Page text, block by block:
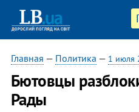
Главная — Политика — 1 июля
Бютовцы
Рады